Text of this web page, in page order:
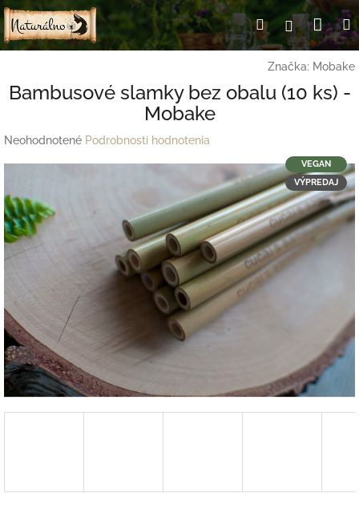
Prejsť
na
obsah
Hľadať
Značka: Mobake
Bambusové slamky bez obalu (10 ks) -
Mobake
Priemerné
0,0
z
5
hviezdičiek.
Neohodnotené Podrobnosti hodnotenia
VEGAN
VÝPREDAJ